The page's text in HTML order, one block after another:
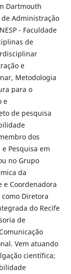
Dartmouth
de Administração
- Faculdade
de
e
Metodologia
para o
e
de pesquisa
dos
Pesquisa em
no Grupo
da
e Coordenadora
como Diretora
do Recife
de
Vem atuando
científica;